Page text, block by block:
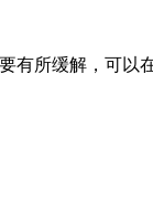
有所缓解，可以